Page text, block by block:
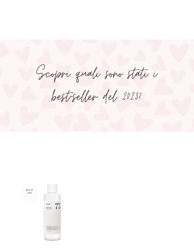
Scopri quali sono stati i
best-seller del 2023!